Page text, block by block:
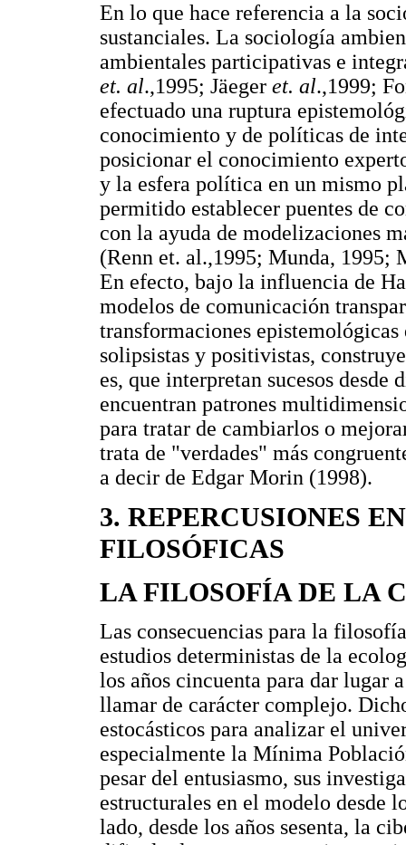
En lo que hace referencia a la
sustanciales. La sociología
ambientales participativas e
et. al.,1995; Jäeger et. al.,1999;
efectuado una ruptura
conocimiento y de políticas de
posicionar el conocimiento
y la esfera política en un mismo
permitido establecer puentes de
con la ayuda de modelizaciones
(Renn et. al.,1995; Munda, 1995;
En efecto, bajo la influencia de
modelos de comunicación
transformaciones
solipsistas y positivistas,
es, que interpretan sucesos desde
encuentran patrones
para tratar de cambiarlos o
trata de "verdades" más
a decir de Edgar Morin (1998).
3. REPERCUSIONES
FILOSÓFICAS
LA FILOSOFÍA DE LA
Las consecuencias para la
estudios deterministas de la
los años cincuenta para dar lugar
llamar de carácter complejo.
estocásticos para analizar el
especialmente la Mínima
pesar del entusiasmo, sus
estructurales en el modelo desde
lado, desde los años sesenta, la